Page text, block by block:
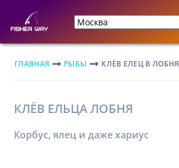
ГЛАВНАЯ РЫБЫ КЛЁВ ЕЛЕЦ В ЛОБНЯ
КЛЁВ ЕЛЬЦА ЛОБНЯ
Корбус, ялец и даже хариус